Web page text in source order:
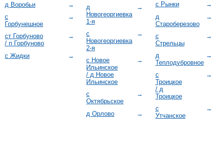
→
д Воробьи
→
с
Горбунешное
→
ст Горбуново
/ п Горбуново
→
с Жидки
→
д
Новогеоргиевка
1-я
→
с
Новогеоргиевка
2-я
→
с Новое
Ильинское
/ д Новое
Ильинское
→
с
Октябрьское
→
д Орлово
→
с Рынки
→
д
Староберезово
→
с
Стрельцы
→
д
Теплодубровное
→
с
Троицкое
/ д
Троицкое
→
с
Утчанское